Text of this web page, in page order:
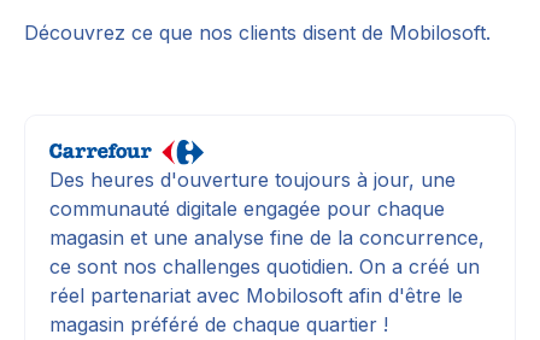
Découvrez ce que nos clients disent de Mobilosoft.
Des heures d'ouverture toujours à jour, une
communauté digitale engagée pour chaque
magasin et une analyse fine de la concurrence,
ce sont nos challenges quotidien. On a créé un
réel partenariat avec Mobilosoft afin d'être le
magasin préféré de chaque quartier !